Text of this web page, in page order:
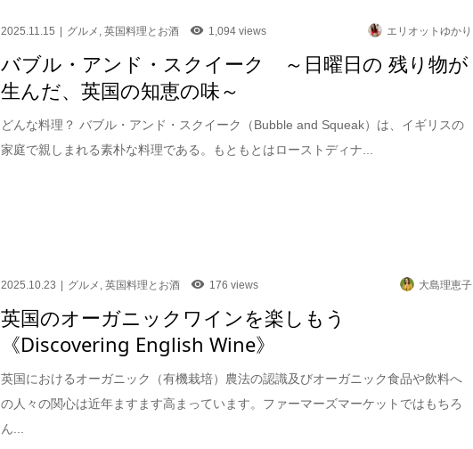
2025.11.15 グルメ ,英国料理とお酒 1,094 views エリオットゆかり
バブル・アンド・スクイーク ～日曜日の 残り物が
生んだ、英国の知恵の味～
どんな料理？ バブル・アンド・スクイーク（Bubble and Squeak）は、イギリスの
家庭で親しまれる素朴な料理である。もともとはローストディナ...
2025.10.23 グルメ ,英国料理とお酒 176 views 大島理恵子
英国のオーガニックワインを楽しもう
《Discovering English Wine》
英国におけるオーガニック（有機栽培）農法の認識及びオーガニック食品や飲料へ
の人々の関心は近年ますます高まっています。ファーマーズマーケットではもちろ
ん...